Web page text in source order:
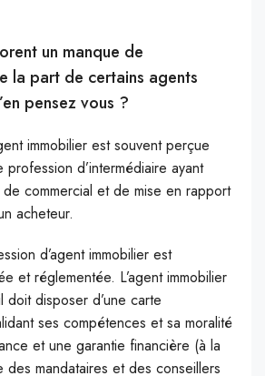
un manque de
la part de certains agents
pensez vous ?
immobilier est souvent perçue
profession d’intermédiaire ayant
commercial et de mise en rapport
acheteur.
d’agent immobilier est
et réglementée. L’agent immobilier
disposer d’une carte
ses compétences et sa moralité
et une garantie financière (à la
mandataires et des conseillers